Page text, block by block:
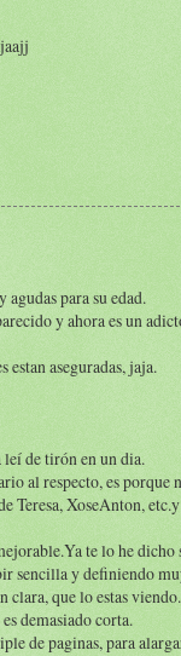
agudas para su edad.
y ahora es un
estan aseguradas, jaja.
de tirón en un dia.
al respecto, es porque
Teresa, XoseAnton,
te lo he dicho
sencilla y definiendo
clara, que lo estas viendo.
demasiado corta.
de paginas, para